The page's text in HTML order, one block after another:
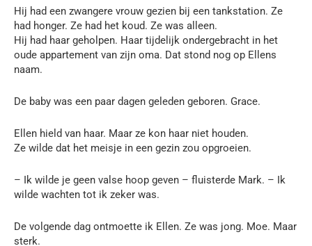
Hij had een zwangere vrouw gezien bij een tankstation. Ze
had honger. Ze had het koud. Ze was alleen.
Hij had haar geholpen. Haar tijdelijk ondergebracht in het
oude appartement van zijn oma. Dat stond nog op Ellens
naam.
De baby was een paar dagen geleden geboren. Grace.
Ellen hield van haar. Maar ze kon haar niet houden.
Ze wilde dat het meisje in een gezin zou opgroeien.
– Ik wilde je geen valse hoop geven – fluisterde Mark. – Ik
wilde wachten tot ik zeker was.
De volgende dag ontmoette ik Ellen. Ze was jong. Moe. Maar
sterk.